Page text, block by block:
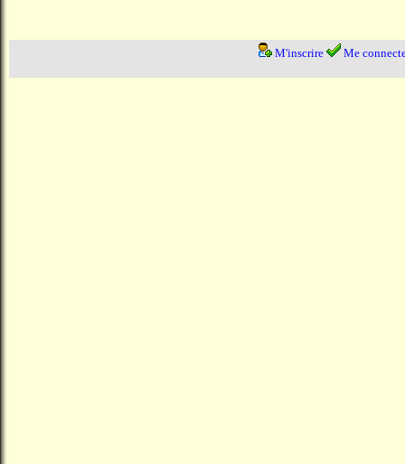
M'inscrire Me